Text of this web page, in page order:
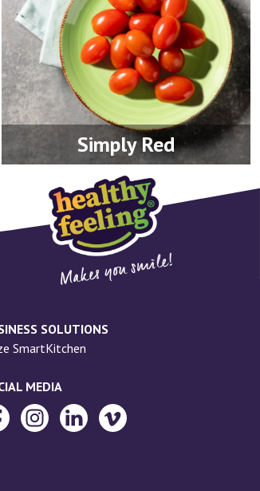
Simply Red
SOLUTIONS
SmartKitchen
MEDIA